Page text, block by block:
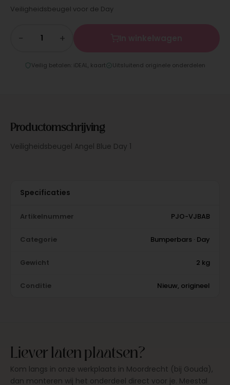
Veiligheidsbeugel voor de Day
− +
Veilig betalen: iDEAL, kaart Uitsluitend originele onderdelen
Productomschrijving
Veiligheidsbeugel Angel Blue Day 1
Specificaties
Artikelnummer PJO-VJBAB
Categorie Bumperbars · Day
Gewicht 2 kg
Conditie Nieuw, origineel
Liever laten plaatsen?
Kom langs in onze werkplaats in Moordrecht (bij Gouda),
dan monteren wij het onderdeel direct voor je. Meestal